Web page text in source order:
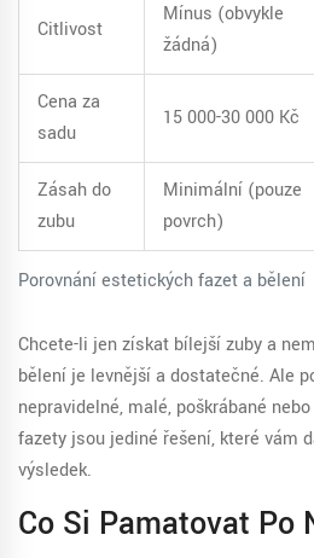
Porovnání estetických fazet a bělení
Citlivost
Mínus (obvykle
žádná)
Cena za
sadu
15 000-30 000 Kč
Zásah do
zubu
Minimální (pouze
povrch)
Chcete-li jen získat bílejší zuby a
bělení je levnější a dostatečné. Ale
nepravidelné, malé, poškrábané
fazety jsou jediné řešení, které vám
výsledek.
Co Si Pamatovat Po